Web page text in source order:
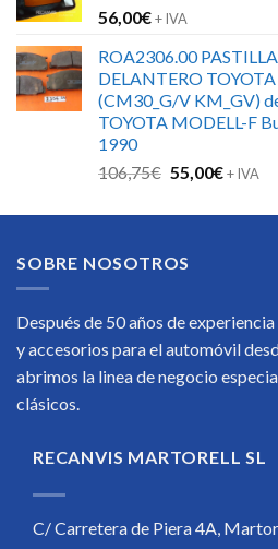
56,00€+ IVA
ROA2306.00
DELANTERO
(CM30_G/V KM_GV)
TOYOTA MODELL-F
1990
106,75€ El
original
106,75€.
55,00€El
actual
+ IVA
SOBRE NOSOTROS
Después de 50 años de
y accesorios para el automóvil
abrimos la linea de negocio
clásicos.
RECANVIS MARTORELL SL
C/ Carretera de Piera 4A,